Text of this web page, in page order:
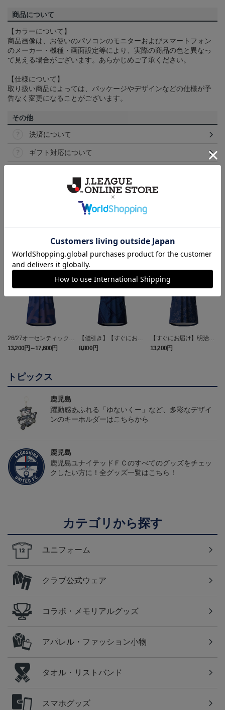
商品について
【カラーについて】
商品画像は、お使いのパソコンのモニターおよびスマートフォン
のメーカー・機種・画面設定等により、実際の商品の色と異なっ
て見える場合がございます。あらかじめご了承ください。
【仕様について】
取り扱い商品によっては、パッケージやデザインなどの仕様が予
告なく変更になることがございます。
その他
決済について
ギフト対応について
ランキング
26/27オーセンティックユ
ニフォーム（FP1st）
13,200円～17,600円
【値引き】【すぐにお届
け】2025オーセンティッ
クユニフォーム FP1st
8,800円
【すぐにお届け】明治安
田J2・J3百年構想リーグ
オーセンティックユニフ
13,200円
トピックス
鹿児島
躍動感あふれる「ゆないくー」など、多彩なデザイ
ンのキーホルダーはこちらから
鹿児島
鹿児島ユナイテッドＦＣのすべてのグッズをチェッ
クしたい方に！全グッズ一覧はこちら！
カテゴリから探す
ユニフォーム
クラブ公式ウェア
コラボ・メモリアルグッズ
アパレル・ファッション小物
タオル・リストバンド
スマホグッズ